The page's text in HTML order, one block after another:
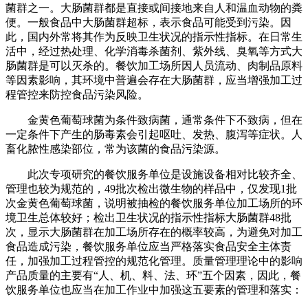
菌群之一。大肠菌群都是直接或间接地来自人和温血动物的粪
便。一般食品中大肠菌群超标，表示食品可能受到污染。因
此，国内外常将其作为反映卫生状况的指示性指标。在日常生
活中，经过热处理、化学消毒杀菌剂、紫外线、臭氧等方式大
肠菌群是可以灭杀的。餐饮加工场所因人员流动、肉制品原料
等因素影响，其环境中普遍会存在大肠菌群，应当增强加工过
程管控来防控食品污染风险。
金黄色葡萄球菌为条件致病菌，通常条件下不致病，但在
一定条件下产生的肠毒素会引起呕吐、发热、腹泻等症状。人
畜化脓性感染部位，常为该菌的食品污染源。
此次专项研究的餐饮服务单位是设施设备相对比较齐全、
管理也较为规范的，49批次检出微生物的样品中，仅发现1批
次金黄色葡萄球菌，说明被抽检的餐饮服务单位加工场所的环
境卫生总体较好；检出卫生状况的指示性指标大肠菌群48批
次，显示大肠菌群在加工场所存在的概率较高，为避免对加工
食品造成污染，餐饮服务单位应当严格落实食品安全主体责
任，加强加工过程管控的规范化管理。质量管理理论中的影响
产品质量的主要有“人、机、料、法、环”五个因素，因此，餐
饮服务单位也应当在加工作业中加强这五要素的管理和落实：